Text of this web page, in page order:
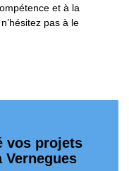
et à la
pas à le
vos projets
Vernegues